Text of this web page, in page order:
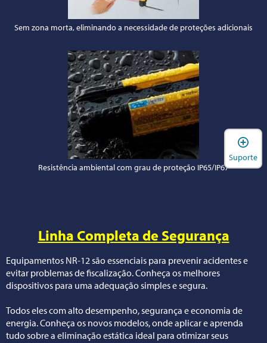
Sem zona morta, eliminando a necessidade de proteções adicionais
Resistência ambiental com grau de proteção IP65/IP67
Linha Completa de Segurança
Equipamentos NR-12 são essenciais para prevenir acidentes e
evitar problemas de fiscalização. Conheça os melhores
dispositivos para uma adequação simples e segura.
Todos eles com alto desempenho, segurança e economia de
energia. Conheça os novos modelos, onde aplicar e aprenda
tudo sobre a eliminação estática ideal para otimizar seus
Suporte